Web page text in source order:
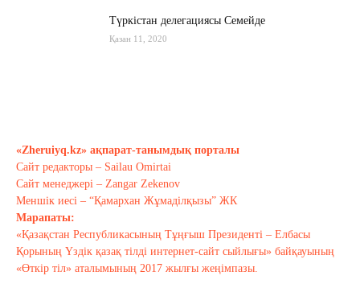
Түркістан делегациясы Семейде
Қазан 11, 2020
Тағы оқу
«Zheruiyq.kz» ақпарат-танымдық порталы
Сайт редакторы – Sailau Omirtai
Сайт менеджері – Zangar Zekenov
Меншік иесі – “Қамархан Жұмаділқызы” ЖК
Марапаты:
«Қазақстан Республикасының Тұңғыш Президенті – Елбасы
Қорының Үздік қазақ тілді интернет-сайт сыйлығы» байқауының
«Өткір тіл» аталымының 2017 жылғы жеңімпазы.